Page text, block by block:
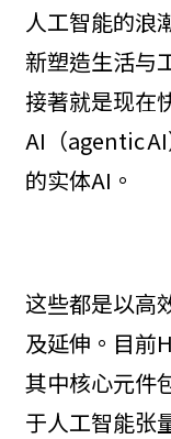
人工智能的浪
新塑造生活与
接著就是现在
AI（agentic
的实体AI。
这些都是以高
及延伸。目前
其中核心元件
于人工智能张